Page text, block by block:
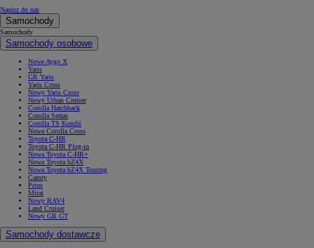
Napisz do nas
Samochody
Samochody
Samochody osobowe
Nowe Aygo X
Yaris
GR Yaris
Yaris Cross
Nowy Yaris Cross
Nowy Urban Cruiser
Corolla Hatchback
Corolla Sedan
Corolla TS Kombi
Nowa Corolla Cross
Toyota C-HR
Toyota C-HR Plug-in
Nowa Toyota C-HR+
Nowa Toyota bZ4X
Nowa Toyota bZ4X Touring
Camry
Prius
Mirai
Nowy RAV4
Land Cruiser
Nowy GR GT
Samochody dostawcze